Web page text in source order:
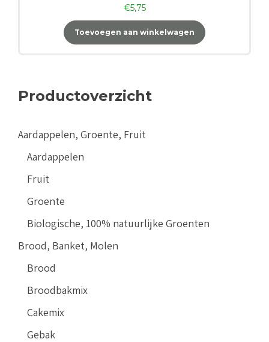
€5,75
Toevoegen aan winkelwagen
Productoverzicht
Aardappelen, Groente, Fruit
Aardappelen
Fruit
Groente
Biologische, 100% natuurlijke Groenten
Brood, Banket, Molen
Brood
Broodbakmix
Cakemix
Gebak